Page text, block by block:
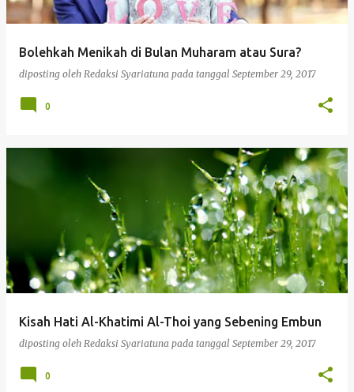
Bolehkah Menikah di Bulan Muharam atau Sura?
diposting oleh Redaksi Syariatuna pada tanggal September 29, 2017
0
Kisah Hati Al-Khatimi Al-Thoi yang Sebening Embun
diposting oleh Redaksi Syariatuna pada tanggal September 29, 2017
0